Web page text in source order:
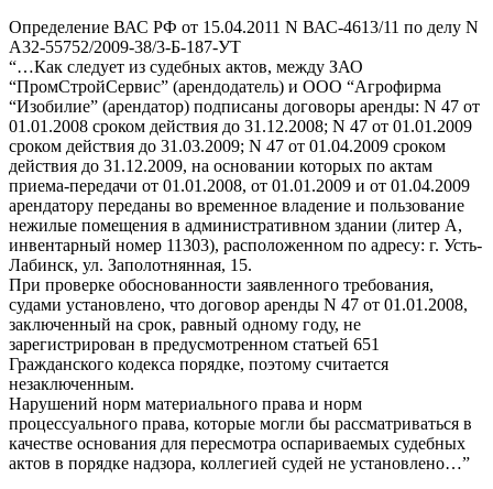
Определение ВАС РФ от 15.04.2011 N ВАС-4613/11 по делу N
А32-55752/2009-38/3-Б-187-УТ
“…Как следует из судебных актов, между ЗАО
“ПромСтройСервис” (арендодатель) и ООО “Агрофирма
“Изобилие” (арендатор) подписаны договоры аренды: N 47 от
01.01.2008 сроком действия до 31.12.2008; N 47 от 01.01.2009
сроком действия до 31.03.2009; N 47 от 01.04.2009 сроком
действия до 31.12.2009, на основании которых по актам
приема-передачи от 01.01.2008, от 01.01.2009 и от 01.04.2009
арендатору переданы во временное владение и пользование
нежилые помещения в административном здании (литер А,
инвентарный номер 11303), расположенном по адресу: г. Усть-
Лабинск, ул. Заполотнянная, 15.
При проверке обоснованности заявленного требования,
судами установлено, что договор аренды N 47 от 01.01.2008,
заключенный на срок, равный одному году, не
зарегистрирован в предусмотренном статьей 651
Гражданского кодекса порядке, поэтому считается
незаключенным.
Нарушений норм материального права и норм
процессуального права, которые могли бы рассматриваться в
качестве основания для пересмотра оспариваемых судебных
актов в порядке надзора, коллегией судей не установлено…”